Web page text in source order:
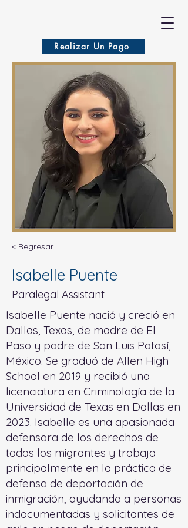
Realizar Un Pago
< Regresar
Isabelle Puente
Paralegal Assistant
Isabelle Puente nació y creció en
Dallas, Texas, de madre de El
Paso y padre de San Luis Potosí,
México. Se graduó de Allen High
School en 2019 y recibió una
licenciatura en Criminología de la
Universidad de Texas en Dallas en
2023. Isabelle es una apasionada
defensora de los derechos de
todos los migrantes y trabaja
principalmente en la práctica de
defensa de deportación de
inmigración, ayudando a personas
indocumentadas y solicitantes de